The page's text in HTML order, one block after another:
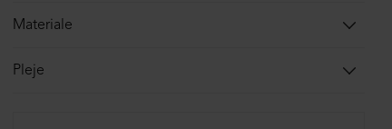
Materiale
Pleje